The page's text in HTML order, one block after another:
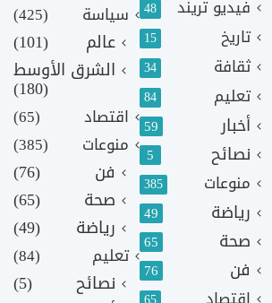
فيديو تريند 48
تاريخ 15
ثقافة 34
تعليم 84
أخبار 59
نصائح 5
منوعات 385
رياضة 49
صحة 65
فن 76
سياسة
(425)
عالم
(101)
الشرق الأوسط
(180)
اقتصاد
(65)
منوعات
(385)
فن
(76)
صحة
(65)
رياضة
(49)
تعليم (84)
نصائح
(5)